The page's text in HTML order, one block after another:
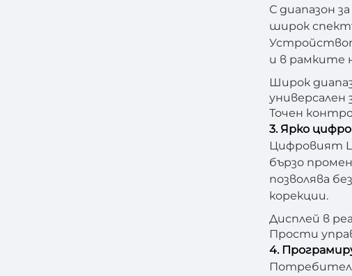
С диапазон
широк
и в рамките
Широк
универсален
Точен
3. Ярко
Цифровият
бързо
позволява
корекции.
Дисплей в
Прости
4.